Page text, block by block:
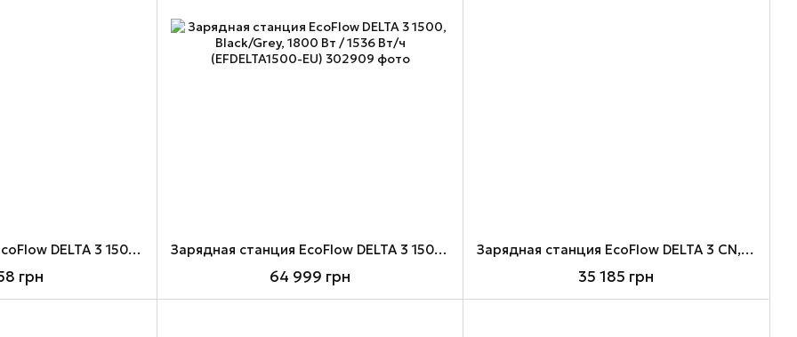
Зарядная станция EcoFlow DELTA 3 1500 CN, Black/Grey, 1800 Вт / 1536 Вт/ч (EF-DL-H15-3)
грн
Зарядная станция EcoFlow DELTA 3 1500, Black/Grey, 1800 Вт / 1536 Вт/ч (EFDELTA1500-EU)
64 999 грн
Зарядная станция EcoFlow DELTA 3 CN, Black/Grey, 1800 Вт / 1024 Вт/ч (EF-DL-H10-3)
35 185 грн